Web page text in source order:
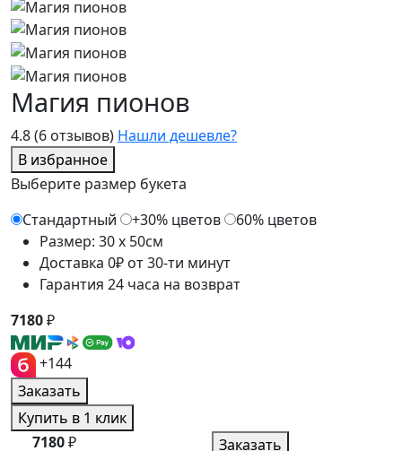
4.8(6 отзывов) Нашли дешевле?
В избранное
Магия пионов
Выберите размер букета
Стандартный
+30% цветов
60% цветов
Размер: 30 x 50см
Доставка 0₽ от 30-ти минут
Гарантия 24 часа на возврат
7180₽
+144
Заказать
Купить в 1 клик
7180₽ Заказать